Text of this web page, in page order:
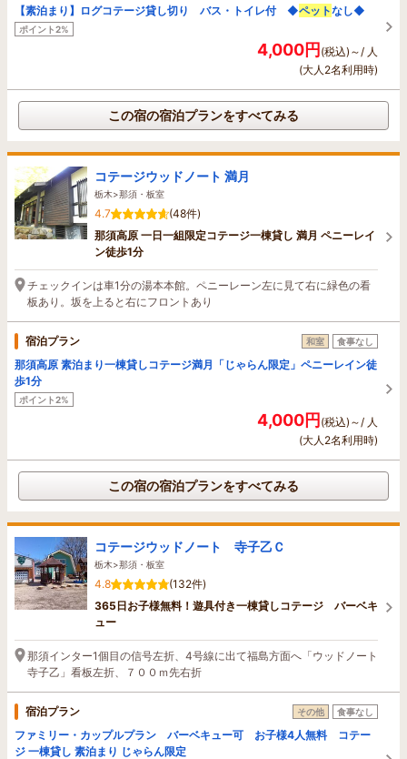
【素泊まり】ログコテージ貸し切り バス・トイレ付 ◆ペットなし◆
ポイント2%
4,000円(税込)～/ 人
(大人2名利用時)
この宿の宿泊プランをすべてみる
コテージウッドノート 満月
栃木>那須・板室
4.7
(48件)
那須高原 一日一組限定コテージ一棟貸し 満月 ペニーレイ
ン徒歩1分
チェックインは車1分の湯本本館。ペニーレーン左に見て右に緑色の看
板あり。坂を上ると右にフロントあり
宿泊プラン 和室 食事なし
那須高原 素泊まり一棟貸しコテージ満月「じゃらん限定」ペニーレイン徒
歩1分
ポイント2%
4,000円(税込)～/ 人
(大人2名利用時)
この宿の宿泊プランをすべてみる
コテージウッドノート 寺子乙Ｃ
栃木>那須・板室
4.8
(132件)
365日お子様無料！遊具付き一棟貸しコテージ バーベキ
ュー
那須インター1個目の信号左折、4号線に出て福島方面へ「ウッドノート
寺子乙」看板左折、７００ｍ先右折
宿泊プラン その他 食事なし
ファミリー・カップルプラン バーベキュー可 お子様4人無料 コテー
ジ 一棟貸し 素泊まり じゃらん限定